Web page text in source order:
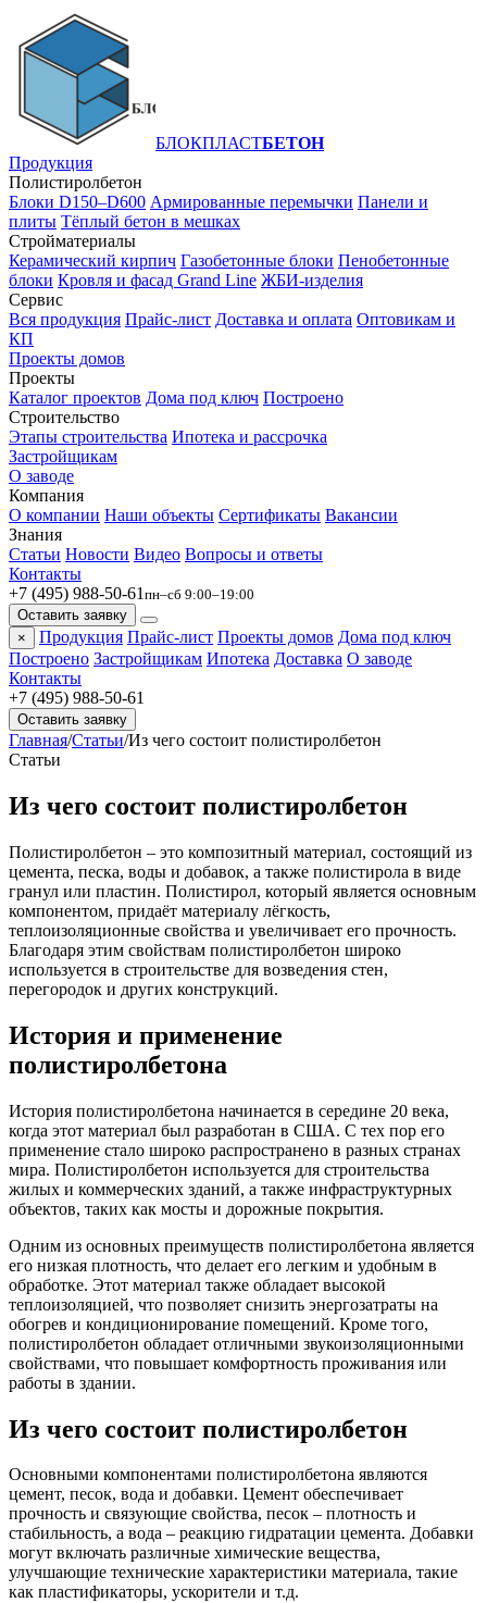
БЛОКПЛАСТБЕТОН
Продукция
Полистиролбетон
Блоки D150–D600 Армированные перемычки Панели и
плиты Тёплый бетон в мешках
Стройматериалы
Керамический кирпич Газобетонные блоки Пенобетонные
блоки Кровля и фасад Grand Line ЖБИ-изделия
Сервис
Вся продукция Прайс-лист Доставка и оплата Оптовикам и
КП
Проекты домов
Проекты
Каталог проектов Дома под ключ Построено
Строительство
Этапы строительства Ипотека и рассрочка
Застройщикам
О заводе
Компания
О компании Наши объекты Сертификаты Вакансии
Знания
Статьи Новости Видео Вопросы и ответы
Контакты
+7 (495) 988-50-61 пн–сб 9:00–19:00
Оставить заявку
×
Продукция Прайс-лист Проекты домов Дома под ключ
Построено Застройщикам Ипотека Доставка О заводе
Контакты
+7 (495) 988-50-61
Оставить заявку
Главная/Статьи/Из чего состоит полистиролбетон
Статьи
Из чего состоит полистиролбетон
Полистиролбетон – это композитный материал, состоящий из
цемента, песка, воды и добавок, а также полистирола в виде
гранул или пластин. Полистирол, который является основным
компонентом, придаёт материалу лёгкость,
теплоизоляционные свойства и увеличивает его прочность.
Благодаря этим свойствам полистиролбетон широко
используется в строительстве для возведения стен,
перегородок и других конструкций.
История и применение
полистиролбетона
История полистиролбетона начинается в середине 20 века,
когда этот материал был разработан в США. С тех пор его
применение стало широко распространено в разных странах
мира. Полистиролбетон используется для строительства
жилых и коммерческих зданий, а также инфраструктурных
объектов, таких как мосты и дорожные покрытия.
Одним из основных преимуществ полистиролбетона является
его низкая плотность, что делает его легким и удобным в
обработке. Этот материал также обладает высокой
теплоизоляцией, что позволяет снизить энергозатраты на
обогрев и кондиционирование помещений. Кроме того,
полистиролбетон обладает отличными звукоизоляционными
свойствами, что повышает комфортность проживания или
работы в здании.
Из чего состоит полистиролбетон
Основными компонентами полистиролбетона являются
цемент, песок, вода и добавки. Цемент обеспечивает
прочность и связующие свойства, песок – плотность и
стабильность, а вода – реакцию гидратации цемента. Добавки
могут включать различные химические вещества,
улучшающие технические характеристики материала, такие
как пластификаторы, ускорители и т.д.